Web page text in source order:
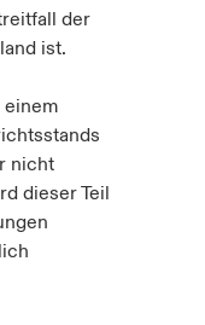
der
ist.
nicht
dieser Teil